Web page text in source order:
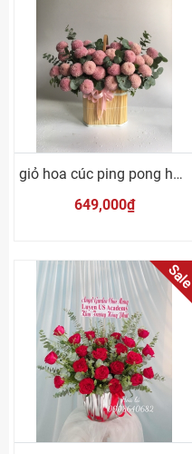
giỏ hoa cúc ping pong hồng
649,000₫
Sale